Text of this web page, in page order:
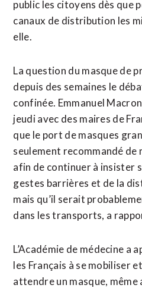
public les citoyens dès que
canaux de distribution les
elle.
La question du masque de
depuis des semaines le
confinée. Emmanuel
jeudi avec des maires de
que le port de masques
seulement recommandé de
afin de continuer à insister
gestes barrières et de la
mais qu’il serait
dans les transports, a
L’Académie de médecine a
les Français à se mobiliser
attendre un masque, même